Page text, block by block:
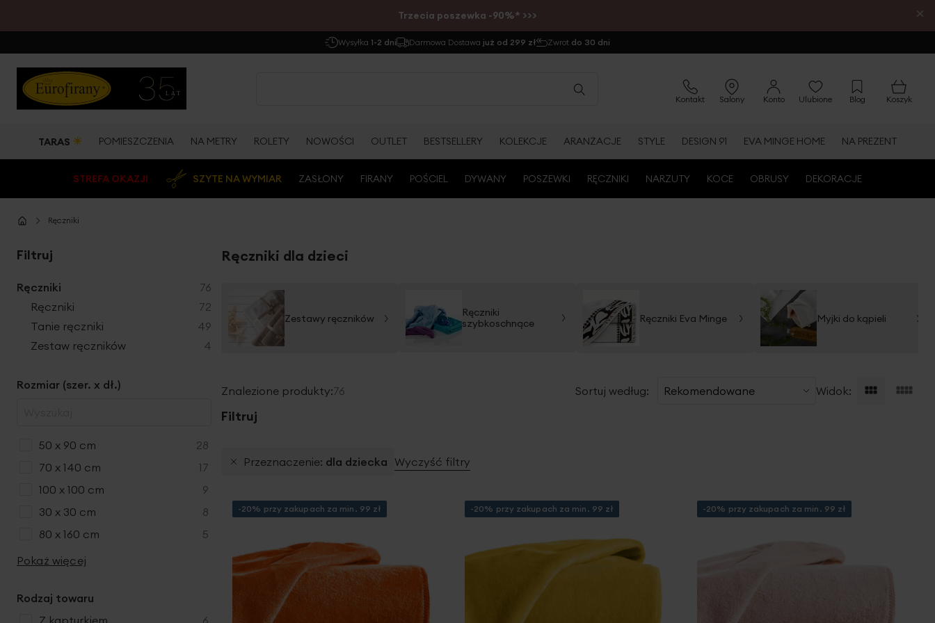
Trzecia poszewka -90%* >>> ×
Wysyłka 1-2 dni Darmowa Dostawa już od 299 zł Zwrot do 30 dni
Kontakt Salony Konto Ulubione Blog Koszyk
TARAS ☀ POMIESZCZENIA NA METRY ROLETY NOWOŚCI OUTLET BESTSELLERY KOLEKCJE ARANŻACJE STYLE DESIGN 91 EVA MINGE HOME NA PREZENT
STREFA OKAZJI SZYTE NA WYMIAR ZASŁONY FIRANY POŚCIEL DYWANY POSZEWKI RĘCZNIKI NARZUTY KOCE OBRUSY DEKORACJE
Ręczniki
Ręczniki dla dzieci
Zestawy ręczników
Ręczniki
szybkoschnące
Ręczniki Eva Minge Myjki do kąpieli
Znalezione produkty:76 Sortuj według: Widok:
Filtruj
Przeznaczenie dla dziecka Wyczyść filtry
-20% przy zakupach za min. 99 zł -20% przy zakupach za min. 99 zł -20% przy zakupach za min. 99 zł
Filtruj
Ręczniki 76
produkty
Ręczniki
72
produkty
Tanie ręczniki
49
produkty
Zestaw ręczników
4
produkty
Rozmiar (szer. x dł.)
50 x 90 cm 28
produkty
70 x 140 cm
17
produkty
100 x 100 cm
9
produkty
30 x 30 cm
8
produkty
80 x 160 cm
5
produkty
Pokaż więcej
Rodzaj towaru
produkty